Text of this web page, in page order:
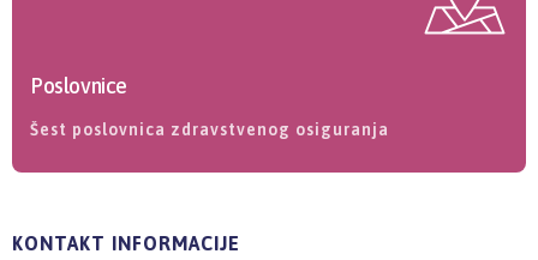
Poslovnice
Šest poslovnica zdravstvenog osiguranja
KONTAKT INFORMACIJE